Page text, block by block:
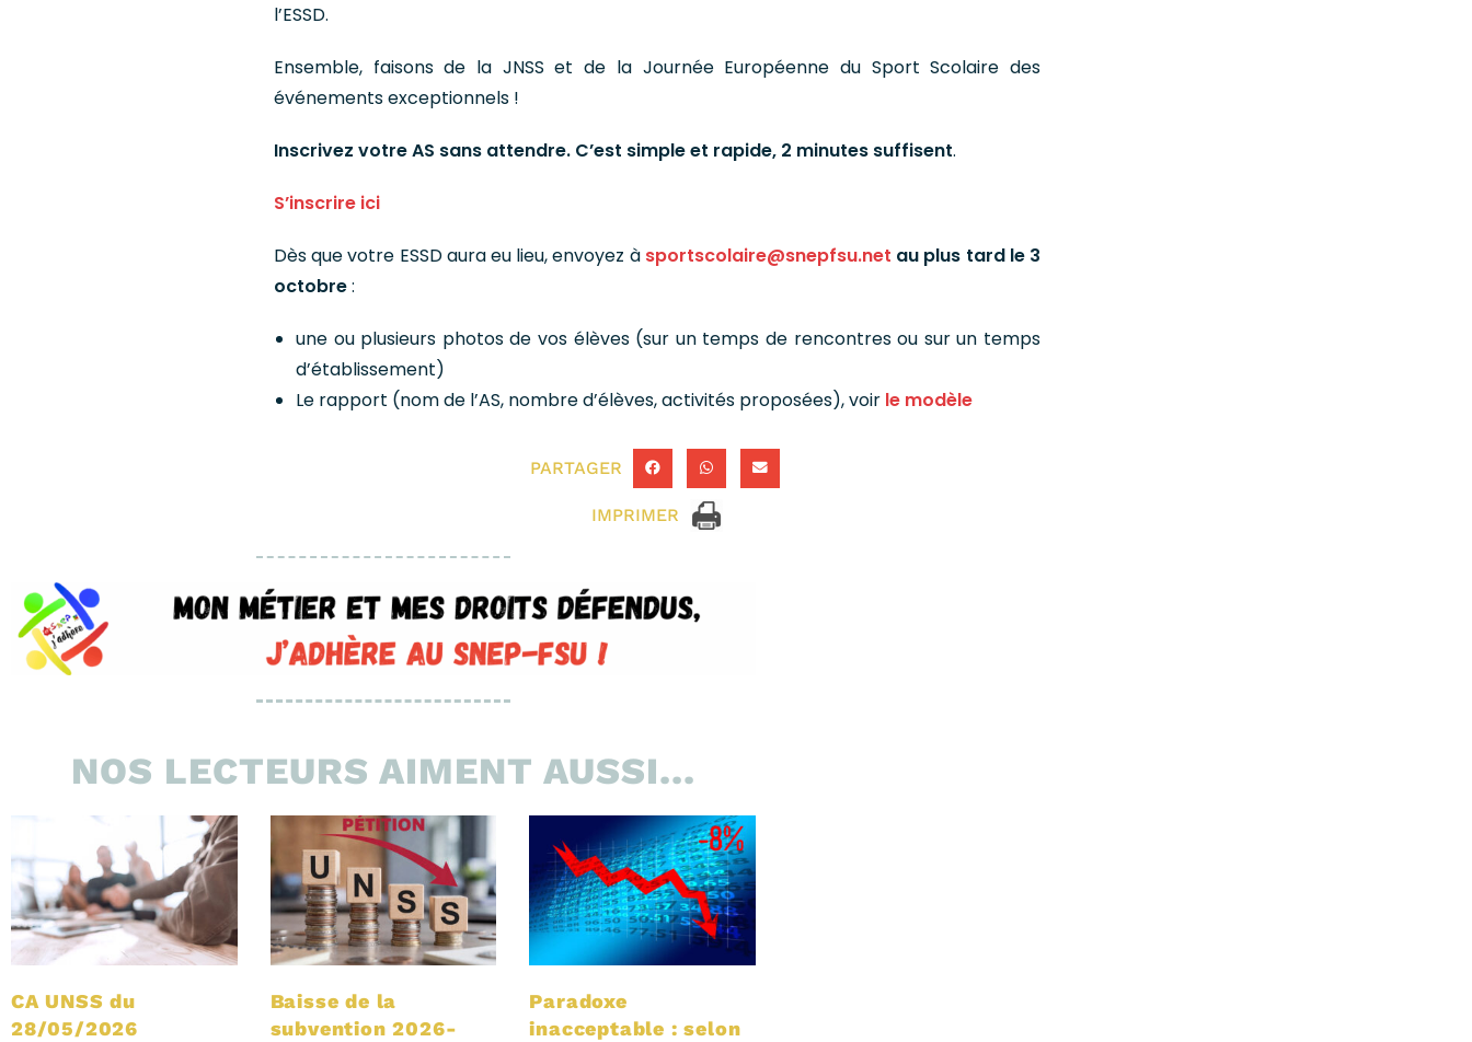
l’ESSD.
Ensemble, faisons de la JNSS et de la Journée Européenne du Sport Scolaire des
événements exceptionnels !
Inscrivez votre AS sans attendre. C’est simple et rapide, 2 minutes suffisent.
S’inscrire ici
Dès que votre ESSD aura eu lieu, envoyez à sportscolaire@snepfsu.net au plus tard le 3
octobre:
une ou plusieurs photos de vos élèves (sur un temps de rencontres ou sur un temps
d’établissement)
Le rapport (nom de l’AS, nombre d’élèves, activités proposées), voir le modèle
PARTAGER
IMPRIMER
NOS LECTEURS AIMENT AUSSI...
CA UNSS du
28/05/2026
Baisse de la
subvention 2026-
Paradoxe
inacceptable : selon